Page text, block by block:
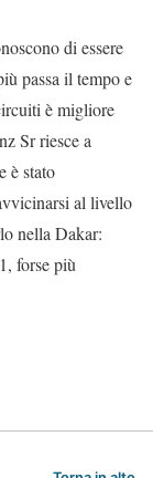
di essere
passa il tempo e
è migliore
Sr riesce a
è stato
al livello
nella Dakar:
forse più